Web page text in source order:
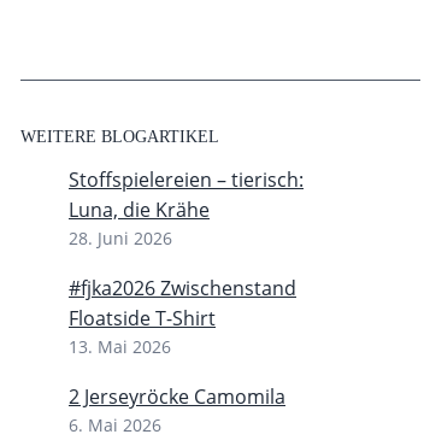
WEITERE BLOGARTIKEL
Stoffspielereien – tierisch:
Luna, die Krähe
28. Juni 2026
#fjka2026 Zwischenstand
Floatside T-Shirt
13. Mai 2026
2 Jerseyröcke Camomila
6. Mai 2026